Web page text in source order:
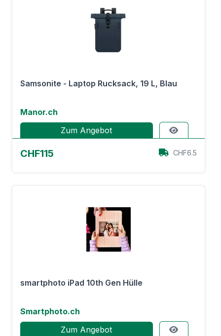
Samsonite - Laptop Rucksack, 19 L, Blau
Manor.ch
Zum Angebot
CHF115 CHF6.5
smartphoto iPad 10th Gen Hülle
Smartphoto.ch
Zum Angebot